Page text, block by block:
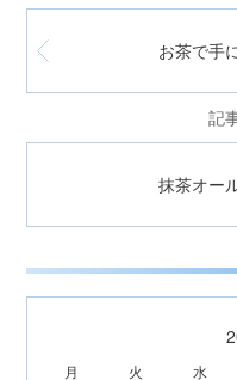
お茶で手
記
抹茶オー
月 火 水